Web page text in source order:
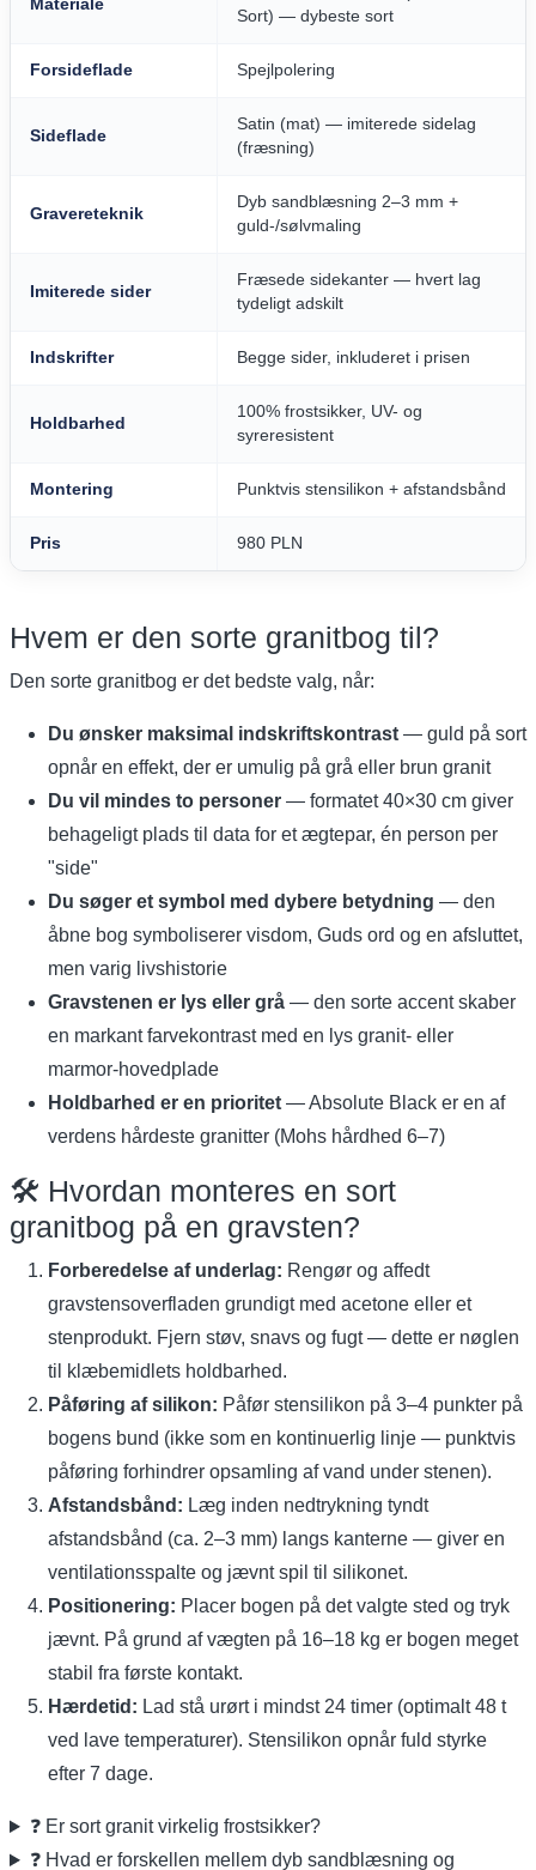
Materiale
Sort) — dybeste sort
Forsideflade Spejlpolering
Sideflade
Satin (mat) — imiterede sidelag
(fræsning)
Gravereteknik
Dyb sandblæsning 2–3 mm +
guld-/sølvmaling
Imiterede sider
Fræsede sidekanter — hvert lag
tydeligt adskilt
Indskrifter Begge sider, inkluderet i prisen
Holdbarhed
100% frostsikker, UV- og
syreresistent
Montering Punktvis stensilikon + afstandsbånd
Pris 980 PLN
Hvem er den sorte granitbog til?
Den sorte granitbog er det bedste valg, når:
Du ønsker maksimal indskriftskontrast — guld på sort
opnår en effekt, der er umulig på grå eller brun granit
Du vil mindes to personer — formatet 40×30 cm giver
behageligt plads til data for et ægtepar, én person per
"side"
Du søger et symbol med dybere betydning — den
åbne bog symboliserer visdom, Guds ord og en afsluttet,
men varig livshistorie
Gravstenen er lys eller grå — den sorte accent skaber
en markant farvekontrast med en lys granit- eller
marmor-hovedplade
Holdbarhed er en prioritet — Absolute Black er en af
verdens hårdeste granitter (Mohs hårdhed 6–7)
🛠️ Hvordan monteres en sort
granitbog på en gravsten?
Forberedelse af underlag: Rengør og affedt
gravstensoverfladen grundigt med acetone eller et
stenprodukt. Fjern støv, snavs og fugt — dette er nøglen
til klæbemidlets holdbarhed.
Påføring af silikon: Påfør stensilikon på 3–4 punkter på
bogens bund (ikke som en kontinuerlig linje — punktvis
påføring forhindrer opsamling af vand under stenen).
Afstandsbånd: Læg inden nedtrykning tyndt
afstandsbånd (ca. 2–3 mm) langs kanterne — giver en
ventilationsspalte og jævnt spil til silikonet.
Positionering: Placer bogen på det valgte sted og tryk
jævnt. På grund af vægten på 16–18 kg er bogen meget
stabil fra første kontakt.
Hærdetid: Lad stå urørt i mindst 24 timer (optimalt 48 t
ved lave temperaturer). Stensilikon opnår fuld styrke
efter 7 dage.
❓ Er sort granit virkelig frostsikker?
❓ Hvad er forskellen mellem dyb sandblæsning og